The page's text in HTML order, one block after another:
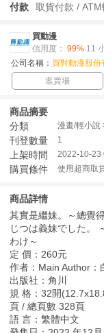
付款 取貨付款 /
買動漫
信用度： 99% 11
公司名稱： 買對動漫股份
逛賣場
商品摘要
分類
漫畫/輕小說
刊登數量 1
上架時間 2022-10-23
購買條件 使用超商取
商品詳情
其實是繼妹。～總覺
じつは義妹でした。
わけ～
定 價：260元
作者：Main Author：
出版社：角川
規 格：32開
頁 / 總頁數 328頁
語 言：繁體中文